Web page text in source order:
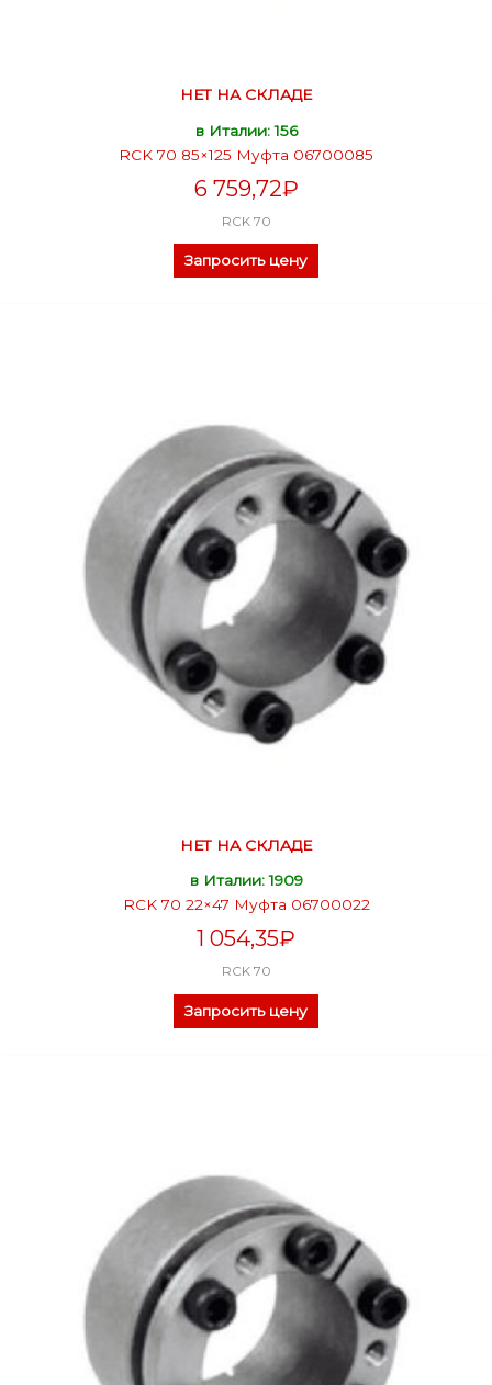
НЕТ НА СКЛАДЕ
в Италии: 156
RCK 70 85×125 Муфта 06700085
6 759,72₽
RCK 70
Запросить цену
НЕТ НА СКЛАДЕ
в Италии: 1909
RCK 70 22×47 Муфта 06700022
1 054,35₽
RCK 70
Запросить цену